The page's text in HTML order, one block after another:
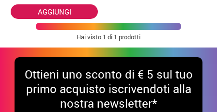
AGGIUNGI
Hai visto 1 di 1 prodotti
Ottieni uno sconto di € 5 sul tuo
primo acquisto iscrivendoti alla
nostra newsletter*